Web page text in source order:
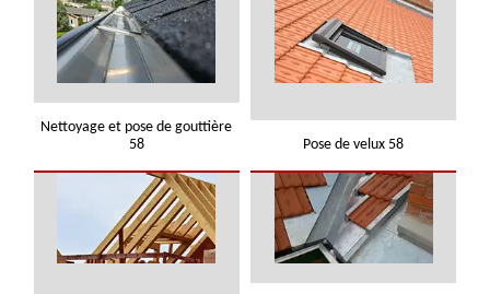
Nettoyage et pose de gouttière
58
Pose de velux 58